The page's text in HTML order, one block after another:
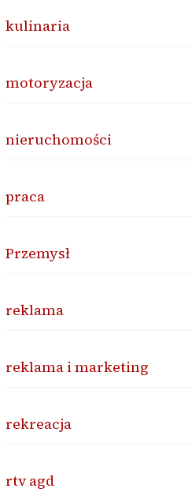
kulinaria
motoryzacja
nieruchomości
praca
Przemysł
reklama
reklama i marketing
rekreacja
rtv agd